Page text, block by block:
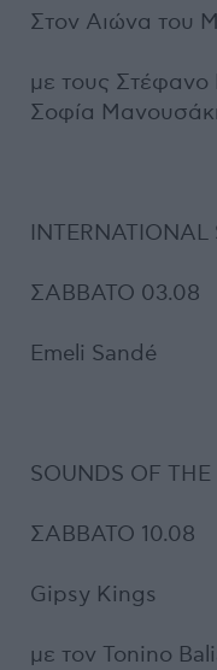
Στον Αιώνα του
με τους
Σοφία
INTERNATIONAL
ΣΑΒΒΑΤΟ 03.08
Emeli Sandé
SOUNDS OF
ΣΑΒΒΑΤΟ 10.08
Gipsy Kings
με τον Tonino